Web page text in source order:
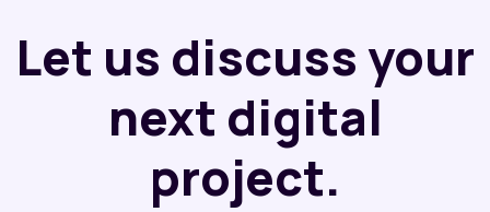
Let us discuss your
next digital
project.